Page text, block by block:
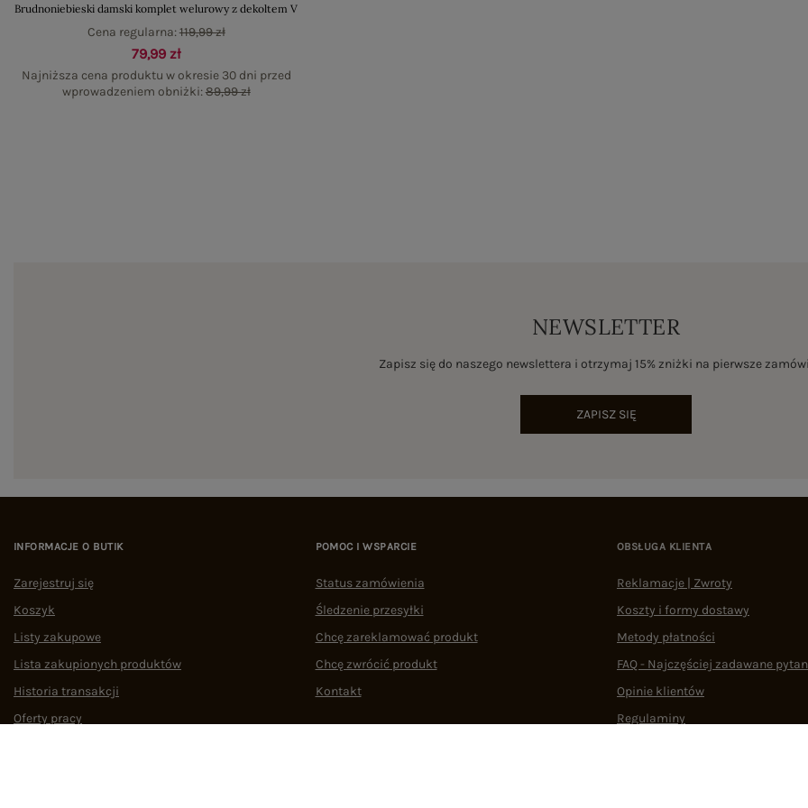
Brudnoniebieski damski komplet welurowy z dekoltem V
79,99 zł
Najniższa cena produktu w okresie 30 dni przed
wprowadzeniem obniżki:89,99 zł
Cena regularna:119,99 zł
NEWSLETTER
Zapisz się do naszego newslettera i otrzymaj 15% zniżki na pierwsze
ZAPISZ SIĘ
INFORMACJE O BUTIK
Zarejestruj się
Koszyk
Listy zakupowe
Lista zakupionych produktów
Historia transakcji
Oferty pracy
POMOC I WSPARCIE
Status zamówienia
Śledzenie przesyłki
Chcę zareklamować produkt
Chcę zwrócić produkt
Kontakt
OBSŁUGA KLIENTA
Reklamacje | Zwroty
Koszty i formy dostawy
Metody płatności
FAQ - Najczęściej zadawane
Opinie klientów
Regulaminy